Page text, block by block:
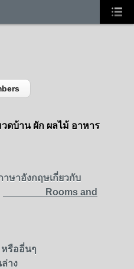
ดบ้าน ผัก ผลไม้ อาหาร
ษาอังกฤษเกี่ยวกับ
Rooms and
หรืออี่นๆ
าง